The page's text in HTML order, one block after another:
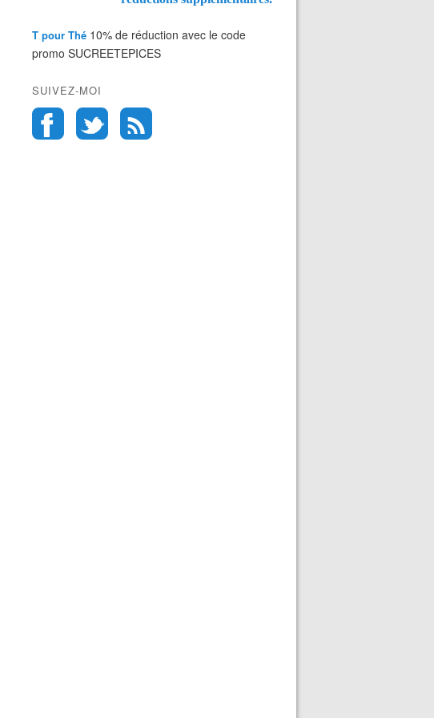
T pour Thé 10% de réduction avec le code
promo SUCREETEPICES
SUIVEZ-MOI